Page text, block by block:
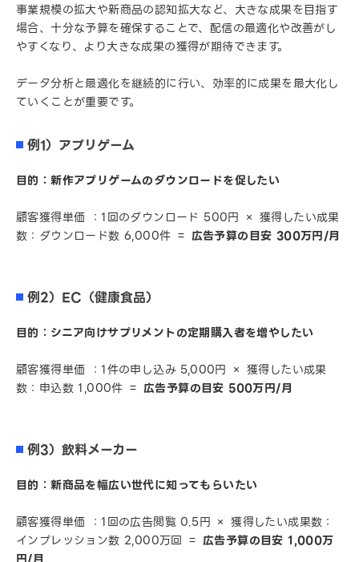
事業規模の拡大や新商品の認知拡大など、大きな成果を目指す
場合、十分な予算を確保することで、配信の最適化や改善がし
やすくなり、より大きな成果の獲得が期待できます。
データ分析と最適化を継続的に行い、効率的に成果を最大化し
ていくことが重要です。
例1）アプリゲーム
目的：新作アプリゲームのダウンロードを促したい
顧客獲得単価 ：1回のダウンロード 500円 × 獲得したい成果
数：ダウンロード数 6,000件 ＝ 広告予算の目安 300万円/月
例2）EC（健康食品）
目的：シニア向けサプリメントの定期購入者を増やしたい
顧客獲得単価 ：1件の申し込み 5,000円 × 獲得したい成果
数：申込数 1,000件 ＝ 広告予算の目安 500万円/月
例3）飲料メーカー
目的：新商品を幅広い世代に知ってもらいたい
顧客獲得単価 ：1回の広告閲覧 0.5円 × 獲得したい成果数：
インプレッション数 2,000万回 ＝ 広告予算の目安 1,000万